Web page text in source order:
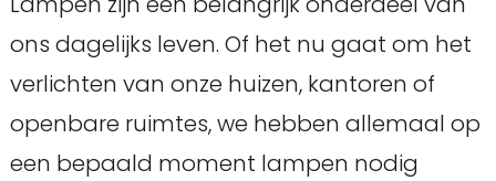
ons dagelijks leven. Of het nu gaat om het
verlichten van onze huizen, kantoren of
openbare ruimtes, we hebben allemaal op
een bepaald moment lampen nodig